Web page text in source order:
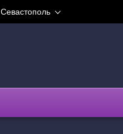
Севастополь